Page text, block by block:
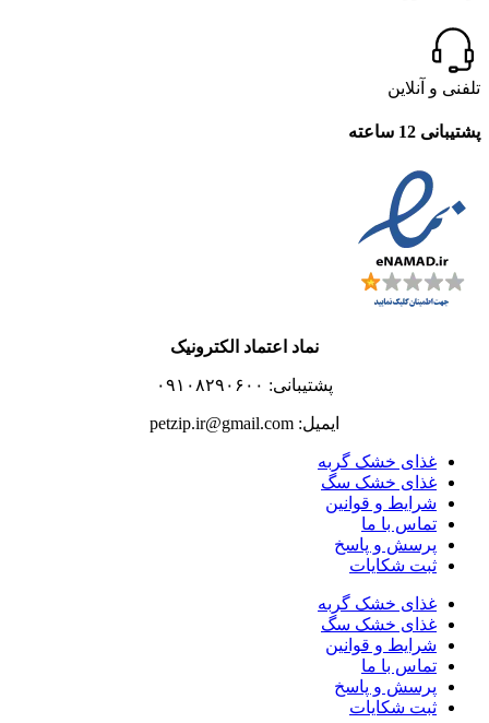
تلفنی و آنلاین
پشتیبانی 12 ساعته
نماد اعتماد الکترونیک
پشتیبانی: ۰۹۱۰۸۲۹۰۶۰۰
ایمیل: petzip.ir@gmail.com
غذای خشک گربه
غذای خشک سگ
شرایط و قوانین
تماس با ما
پرسش و پاسخ
ثبت شکایات
غذای خشک گربه
غذای خشک سگ
شرایط و قوانین
تماس با ما
پرسش و پاسخ
ثبت شکایات